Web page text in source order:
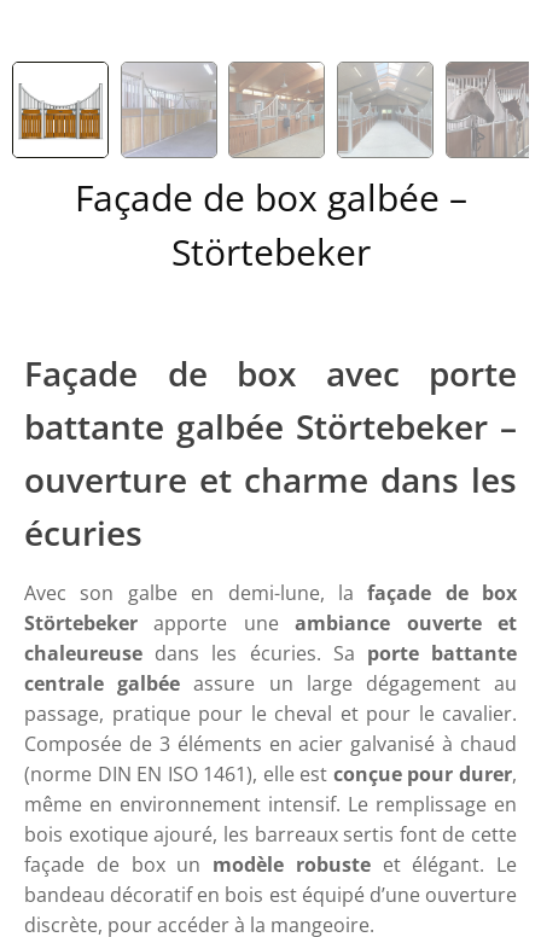
Façade de box galbée –
Störtebeker
Façade de box avec porte
battante galbée Störtebeker –
ouverture et charme dans les
écuries
Avec son galbe en demi-lune, lafaçade de box
Störtebeker apporte uneambiance ouverte et
chaleureuse dans les écuries. Sa porte battante
centrale galbée assure un large dégagement au
passage, pratique pour le cheval et pour le cavalier.
Composée de 3 éléments en acier galvanisé à chaud
(norme DIN EN ISO 1461), elle est conçue pour durer,
même en environnement intensif. Le remplissage en
bois exotique ajouré, les barreaux sertis font de cette
façade de box un modèle robusteet élégant. Le
bandeau décoratif en bois est équipé d’une ouverture
discrète, pour accéder à la mangeoire.